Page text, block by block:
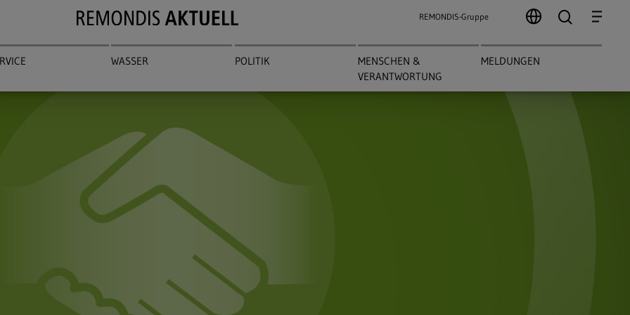
WASSER POLITIK
MENSCHEN &
VERANTWORTUNG
MELDUNGEN
REMONDIS-Gruppe search
Menu